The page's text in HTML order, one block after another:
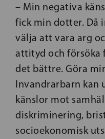
– Min negativa
fick min dotter. Då
välja att vara arg
attityd och försöka
det bättre. Göra
Invandrarbarn kan
känslor mot
diskriminering,
socioekonomisk